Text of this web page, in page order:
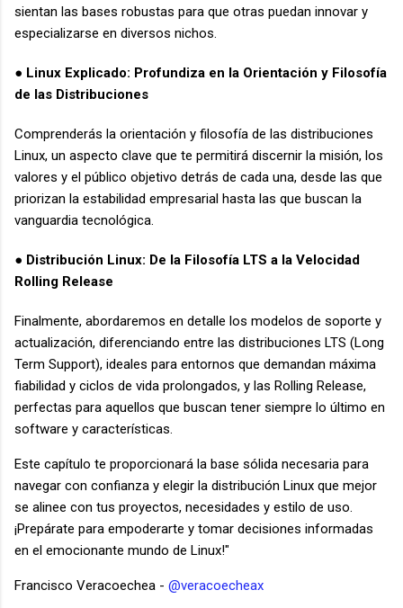
sientan las bases robustas para que otras puedan innovar y
especializarse en diversos nichos.
● Linux Explicado: Profundiza en la Orientación y Filosofía
de las Distribuciones
Comprenderás la orientación y filosofía de las distribuciones
Linux, un aspecto clave que te permitirá discernir la misión, los
valores y el público objetivo detrás de cada una, desde las que
priorizan la estabilidad empresarial hasta las que buscan la
vanguardia tecnológica.
● Distribución Linux: De la Filosofía LTS a la Velocidad
Rolling Release
Finalmente, abordaremos en detalle los modelos de soporte y
actualización, diferenciando entre las distribuciones LTS (Long
Term Support), ideales para entornos que demandan máxima
fiabilidad y ciclos de vida prolongados, y las Rolling Release,
perfectas para aquellos que buscan tener siempre lo último en
software y características.
Este capítulo te proporcionará la base sólida necesaria para
navegar con confianza y elegir la distribución Linux que mejor
se alinee con tus proyectos, necesidades y estilo de uso.
¡Prepárate para empoderarte y tomar decisiones informadas
en el emocionante mundo de Linux!"
Francisco Veracoechea - @veracoecheax